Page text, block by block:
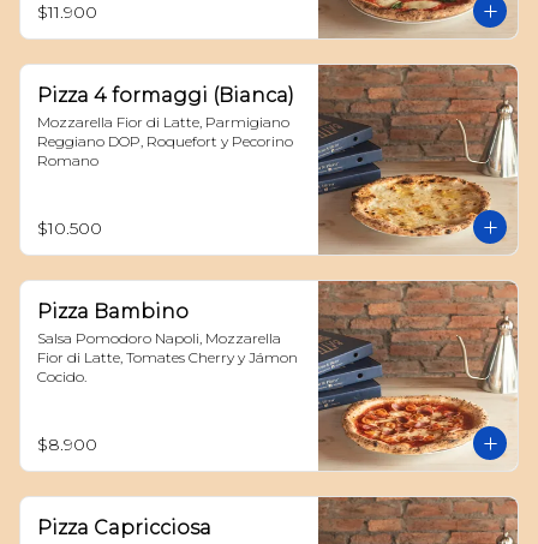
$11.900
Pizza 4 formaggi (Bianca)
Mozzarella Fior di Latte, Parmigiano
Reggiano DOP, Roquefort y Pecorino
Romano
$10.500
Pizza Bambino
Salsa Pomodoro Napoli, Mozzarella
Fior di Latte, Tomates Cherry y Jámon
Cocido.
$8.900
Pizza Capricciosa